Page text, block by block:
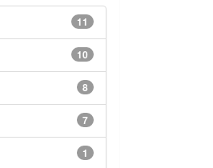
11
10
8
7
1